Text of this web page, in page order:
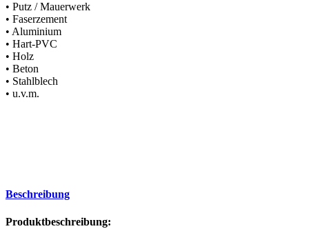
• Putz / Mauerwerk
• Faserzement
• Aluminium
• Hart-PVC
• Holz
• Beton
• Stahlblech
• u.v.m.
Beschreibung
Produktbeschreibung: